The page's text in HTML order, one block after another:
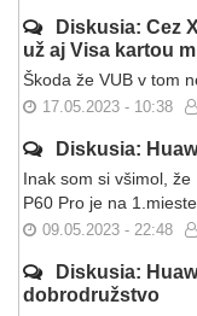
Diskusia: Cez
už aj Visa kartou
Škoda že VUB v tom
17.05.2023 - 10:38
Diskusia:
Inak som si všimol,
P60 Pro je na
09.05.2023 - 22:48
Diskusia:
dobrodružstvo